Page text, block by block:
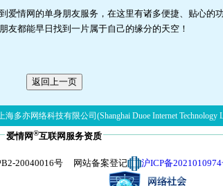
情网的单身朋友服务，在这里有诸多便捷、贴心的
友都能早日找到一片属于自己的缘分的天空！
多亦网络科技有限公司(Shanghai Duoe Internet Technology
爱情网®互联网服务资质
20040016号 网站备案登记 沪ICP备2021010974